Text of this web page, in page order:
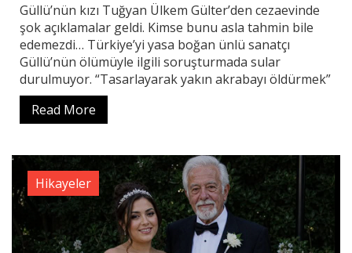
Güllü’nün kızı Tuğyan Ülkem Gülter’den cezaevinde
şok açıklamalar geldi. Kimse bunu asla tahmin bile
edemezdi… Türkiye’yi yasa boğan ünlü sanatçı
Güllü’nün ölümüyle ilgili soruşturmada sular
durulmuyor. “Tasarlayarak yakın akrabayı öldürmek”
Read More
Hikayeler